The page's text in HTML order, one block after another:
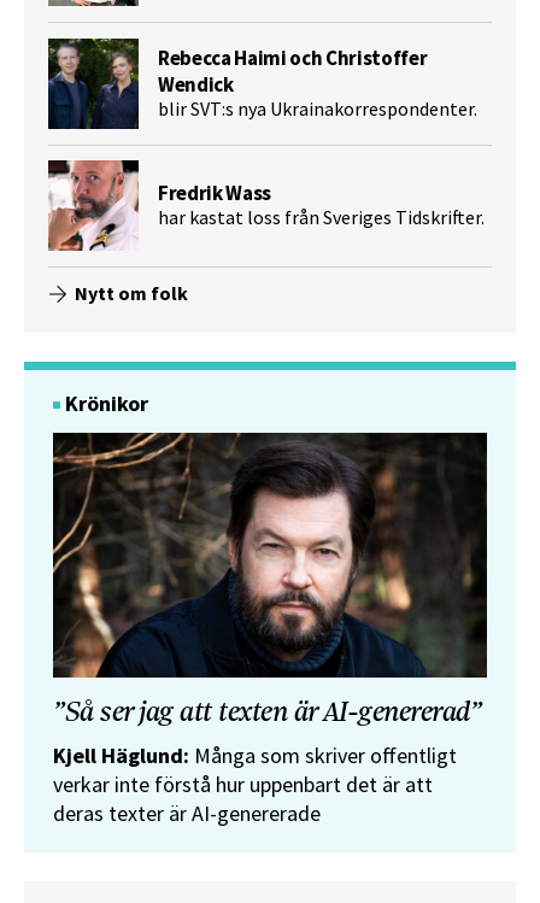
Rebecca Haimi och Christoffer
Wendick
blir SVT:s nya Ukrainakorrespondenter.
Fredrik Wass
har kastat loss från Sveriges Tidskrifter.
Nytt om folk
Krönikor
”Så ser jag att texten är AI-genererad”
Kjell Häglund: Många som skriver offentligt
verkar inte förstå hur uppenbart det är att
deras texter är AI-genererade